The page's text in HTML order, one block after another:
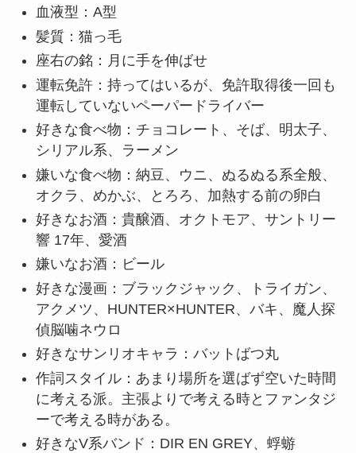
血液型：A型
髪質：猫っ毛
座右の銘：月に手を伸ばせ
運転免許：持ってはいるが、免許取得後一回も
運転していないペーパードライバー
好きな食べ物：チョコレート、そば、明太子、
シリアル系、ラーメン
嫌いな食べ物：納豆、ウニ、ぬるぬる系全般、
オクラ、めかぶ、とろろ、加熱する前の卵白
好きなお酒：貴醸酒、オクトモア、サントリー
響 17年、愛酒
嫌いなお酒：ビール
好きな漫画：ブラックジャック、トライガン、
アクメツ、HUNTER×HUNTER、バキ、魔人探
偵脳噛ネウロ
好きなサンリオキャラ：バットばつ丸
作詞スタイル：あまり場所を選ばず空いた時間
に考える派。主張よりで考える時とファンタジ
ーで考える時がある。
好きなV系バンド：DIR EN GREY、蜉蝣